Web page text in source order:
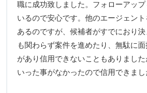
職に成功致しました。フォローアッ
いるので安心です。他のエージェン
あるのですが、候補者がすでにおり
も関わらず案件を進めたり、無駄に
があり信用できないこともありました
いった事がなかったので信用できまし